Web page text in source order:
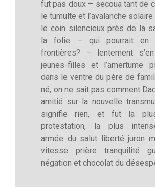
fut pas doux – secoua tant de
le tumulte et l’avalanche
le coin silencieux près de la
la folie – qui pourrait en
frontières? – lentement
jeunes-filles et l’amertume
dans le ventre du père de
né, on ne sait pas comment
amitié sur la nouvelle
signifie rien, et fut la
protestation, la plus
armée du salut liberté juron
vitesse prière tranquilité
négation et chocolat du